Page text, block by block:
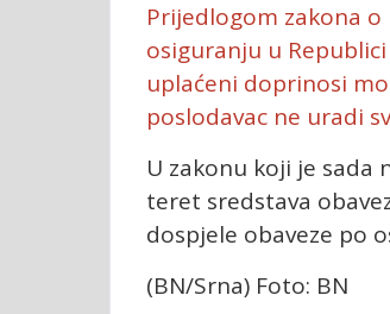
Prijedlogom zakona
osiguranju u
uplaćeni doprinosi
poslodavac ne uradi
U zakonu koji je sada
teret sredstava
dospjele obaveze po
(BN/Srna) Foto: BN